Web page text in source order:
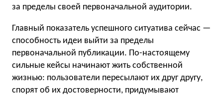
за пределы своей первоначальной аудитории.
Главный показатель успешного ситуатива сейчас —
способность идеи выйти за пределы
первоначальной публикации. По-настоящему
сильные кейсы начинают жить собственной
жизнью: пользователи пересылают их друг другу,
спорят об их достоверности, придумывают